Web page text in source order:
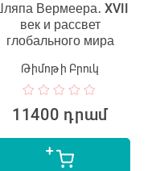
Вермеера․ XVII
век и рассвет
глобального мира
Թիմոթի Բրուկ
11400 դրամ